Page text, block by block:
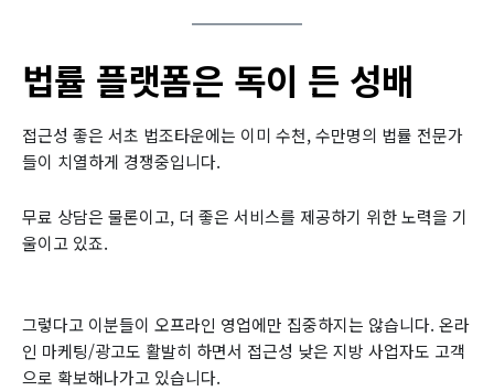
법률 플랫폼은 독이 든 성배
접근성 좋은 서초 법조타운에는 이미 수천, 수만명의 법률 전문가
들이 치열하게 경쟁중입니다.
무료 상담은 물론이고, 더 좋은 서비스를 제공하기 위한 노력을 기
울이고 있죠.
그렇다고 이분들이 오프라인 영업에만 집중하지는 않습니다. 온라
인 마케팅/광고도 활발히 하면서 접근성 낮은 지방 사업자도 고객
으로 확보해나가고 있습니다.